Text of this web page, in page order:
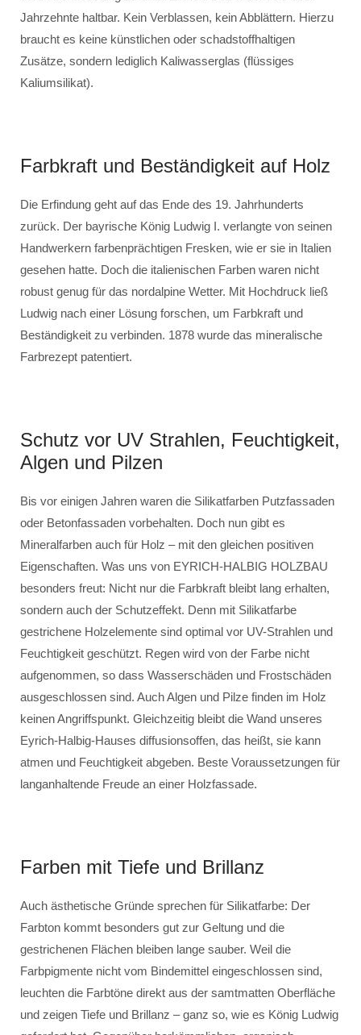
Jahrzehnte haltbar. Kein Verblassen, kein Abblättern. Hierzu
braucht es keine künstlichen oder schadstoffhaltigen
Zusätze, sondern lediglich Kaliwasserglas (flüssiges
Kaliumsilikat).
Farbkraft und Beständigkeit auf Holz
Die Erfindung geht auf das Ende des 19. Jahrhunderts
zurück. Der bayrische König Ludwig I. verlangte von seinen
Handwerkern farbenprächtigen Fresken, wie er sie in Italien
gesehen hatte. Doch die italienischen Farben waren nicht
robust genug für das nordalpine Wetter. Mit Hochdruck ließ
Ludwig nach einer Lösung forschen, um Farbkraft und
Beständigkeit zu verbinden. 1878 wurde das mineralische
Farbrezept patentiert.
Schutz vor UV Strahlen, Feuchtigkeit,
Algen und Pilzen
Bis vor einigen Jahren waren die Silikatfarben Putzfassaden
oder Betonfassaden vorbehalten. Doch nun gibt es
Mineralfarben auch für Holz – mit den gleichen positiven
Eigenschaften. Was uns von EYRICH-HALBIG HOLZBAU
besonders freut: Nicht nur die Farbkraft bleibt lang erhalten,
sondern auch der Schutzeffekt. Denn mit Silikatfarbe
gestrichene Holzelemente sind optimal vor UV-Strahlen und
Feuchtigkeit geschützt. Regen wird von der Farbe nicht
aufgenommen, so dass Wasserschäden und Frostschäden
ausgeschlossen sind. Auch Algen und Pilze finden im Holz
keinen Angriffspunkt. Gleichzeitig bleibt die Wand unseres
Eyrich-Halbig-Hauses diffusionsoffen, das heißt, sie kann
atmen und Feuchtigkeit abgeben. Beste Voraussetzungen für
langanhaltende Freude an einer Holzfassade.
Farben mit Tiefe und Brillanz
Auch ästhetische Gründe sprechen für Silikatfarbe: Der
Farbton kommt besonders gut zur Geltung und die
gestrichenen Flächen bleiben lange sauber. Weil die
Farbpigmente nicht vom Bindemittel eingeschlossen sind,
leuchten die Farbtöne direkt aus der samtmatten Oberfläche
und zeigen Tiefe und Brillanz – ganz so, wie es König Ludwig